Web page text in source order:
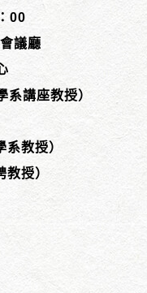
00
議廳
系講座教授）
教授）
授）